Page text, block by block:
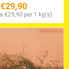
€29,90
€29,90 per 1 kg(s)